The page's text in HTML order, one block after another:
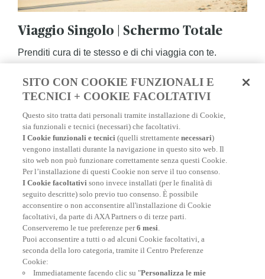
Viaggio Singolo | Schermo Totale
Prenditi cura di te stesso e di chi viaggia con te.
PER SAPERNE DI PIÙ
Assicurazione Schengen
SITO CON COOKIE FUNZIONALI E
TECNICI + COOKIE FACOLTATIVI
Questo sito tratta dati personali tramite installazione di Cookie,
sia funzionali e tecnici (necessari) che facoltativi.
I Cookie funzionali e tecnici (quelli strettamentenecessari)
vengono installati durante la navigazione in questo sito web. Il
sito web non può funzionare correttamente senza questi Cookie.
Per l’installazione di questi Cookie non serve il tuo consenso.
I Cookie facoltativi sono invece installati (per le finalità di
seguito descritte) solo previo tuo consenso. È possibile
acconsentire o non acconsentire all'installazione di Cookie
facoltativi, da parte di AXA Partners o di terze parti.
Conserveremo le tue preferenze per6 mesi.
Puoi acconsentire a tutti o ad alcuni Cookie facoltativi, a
seconda della loro categoria, tramite il Centro Preferenze
Cookie:
Immediatamente facendo clic su "Personalizza le mie